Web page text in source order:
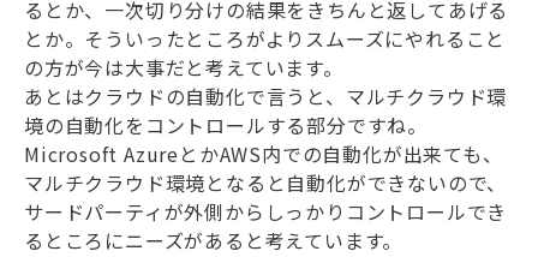
るとか、一次切り分けの結果をきちんと返してあげる
とか。そういったところがよりスムーズにやれること
の方が今は大事だと考えています。
あとはクラウドの自動化で言うと、マルチクラウド環
境の自動化をコントロールする部分ですね。
Microsoft AzureとかAWS内での自動化が出来ても、
マルチクラウド環境となると自動化ができないので、
サードパーティが外側からしっかりコントロールでき
るところにニーズがあると考えています。